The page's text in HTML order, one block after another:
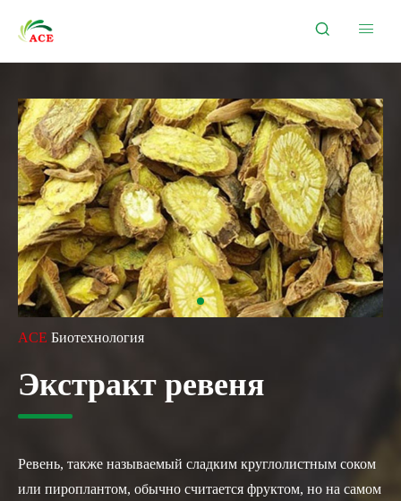
 
ACE Биотехнология
Экстракт ревеня
Ревень, также называемый сладким круглолистным соком
или пироплантом, обычно считается фруктом, но на самом